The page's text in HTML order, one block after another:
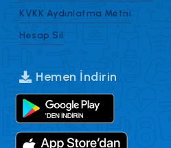
KVKK Aydınlatma Metni
Hesap Sil
Hemen İndirin